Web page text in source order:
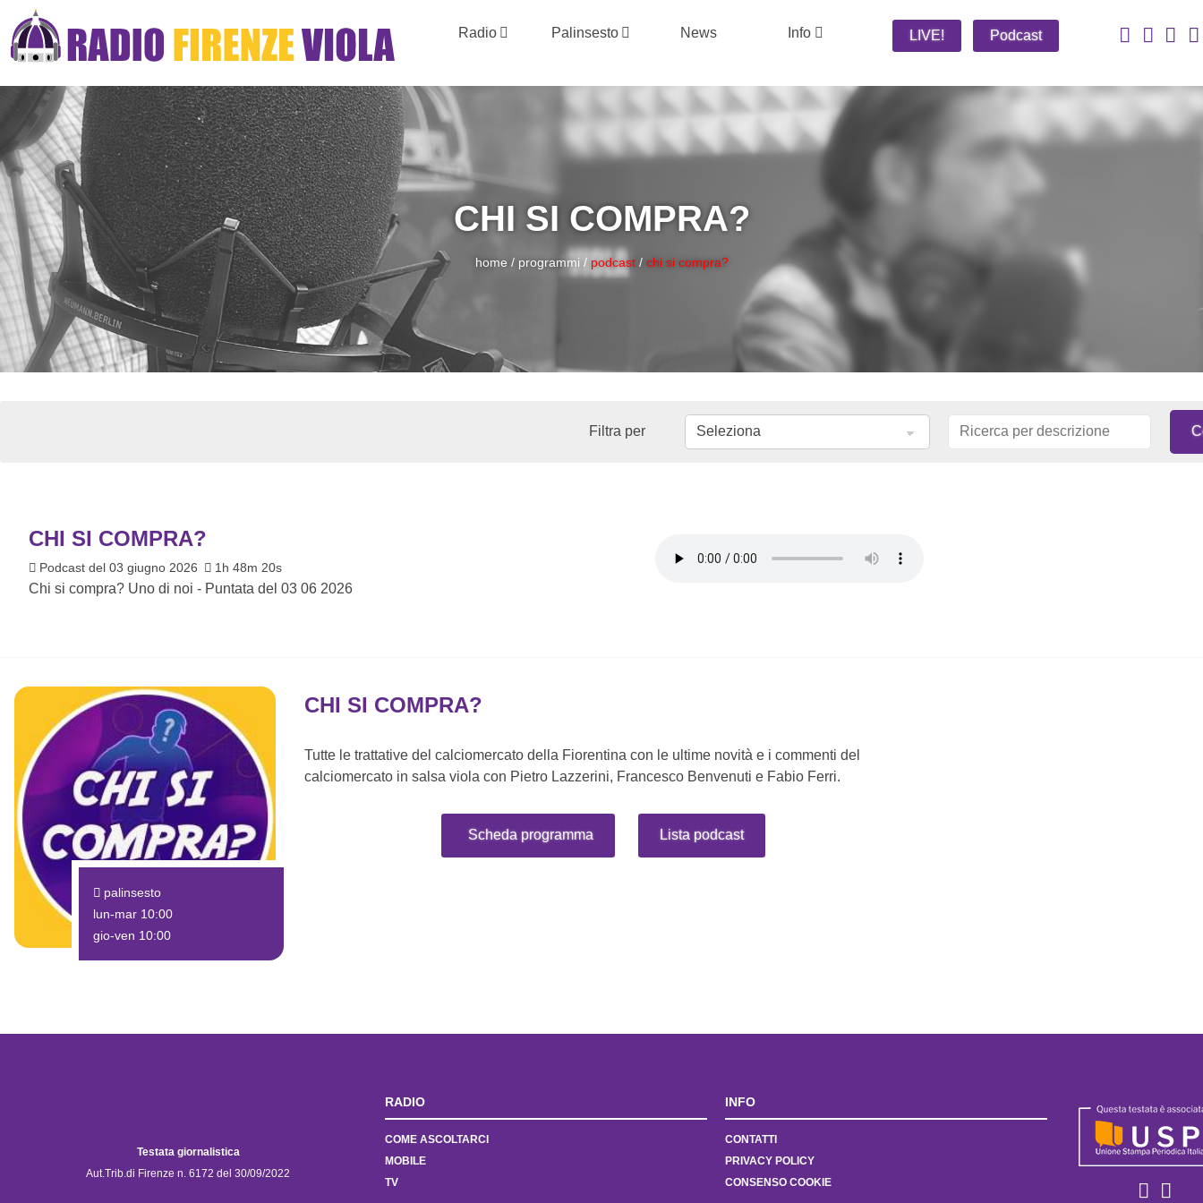
Radio Palinsesto News Info LIVE! Podcast
CHI SI COMPRA?
home / programmi / podcast/ chi si compra?
Filtra per
CHI SI COMPRA?
Podcast del 03 giugno 2026 1h 48m 20s
Chi si compra? Uno di noi - Puntata del 03 06 2026
palinsesto
lun-mar 10:00
gio-ven 10:00
CHI SI COMPRA?
Tutte le trattative del calciomercato della Fiorentina con le ultime novità e i commenti del
calciomercato in salsa viola con Pietro Lazzerini, Francesco Benvenuti e Fabio Ferri.
Scheda programma Lista podcast
Testata giornalistica
Aut.Trib.di Firenze n. 6172 del 30/09/2022
RADIO
COME ASCOLTARCI
MOBILE
TV
INFO
CONTATTI
PRIVACY POLICY
CONSENSO COOKIE